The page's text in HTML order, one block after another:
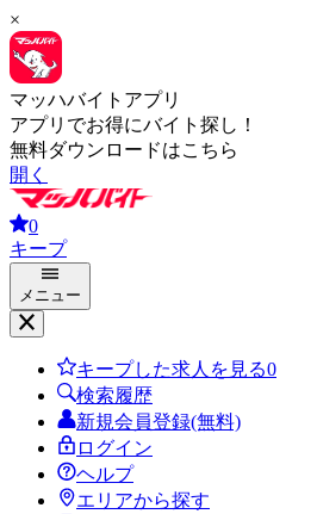
×
マッハバイトアプリ
アプリでお得にバイト探し！
無料ダウンロードはこちら
開く
0
キープ
メニュー
キープした求人を見る0
検索履歴
新規会員登録(無料)
ログイン
ヘルプ
エリアから探す